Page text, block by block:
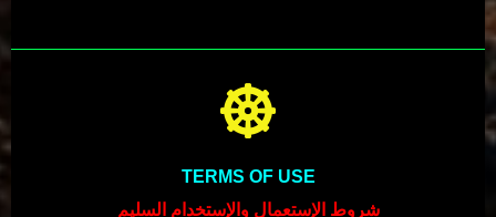
TERMS OF USE
شروط الإستعمال والإستخدام السليم